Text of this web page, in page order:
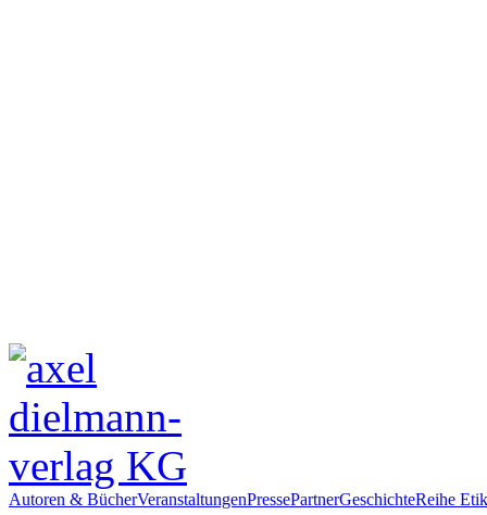
Autoren & BücherVeranstaltungenPressePartnerGeschichteReihe